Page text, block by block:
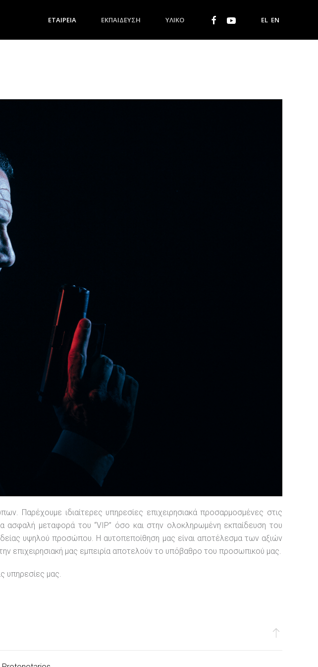
ΕΤΑΙΡΕΊΑ ΕΚΠΑΙΔΕΥΣΗ ΥΛΙΚΌ EL EN
Παρέχουμε ιδιαίτερες υπηρεσίες επιχειρησιακά προσαρμοσμένες στις
μεταφορά του “VIP” όσο και στην ολοκληρωμένη εκπαίδευση του
υψηλού προσώπου. Η αυτοπεποίθηση μας είναι αποτέλεσμα των αξιών
επιχειρησιακή μας εμπειρία αποτελούν το υπόβαθρο του προσωπικού μας.
υπηρεσίες μας.